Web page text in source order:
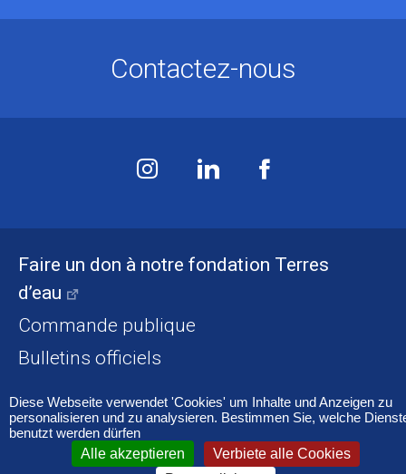
Faire un don à notre fondation Terres
d’eau
Commande publique
Bulletins officiels
Accessibilité Mentions légales Cookies
Contactez-nous
Diese Webseite verwendet 'Cookies' um Inhalte und Anzeigen zu
personalisieren und zu analysieren. Bestimmen Sie, welche
benutzt werden dürfen
Alle akzeptieren
Verbiete alle Cookies